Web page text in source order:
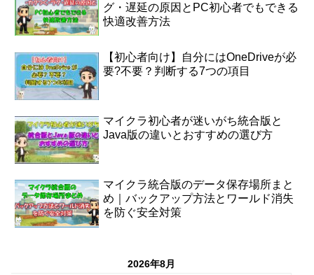
グ・遅延の原因とPC初心者でもできる
快適改善方法
【初心者向け】自分にはOneDriveが必
要?不要？判断する7つの項目
マイクラ初心者が迷いがち統合版と
Java版の違いとおすすめの選び方
マイクラ統合版のデータ保存場所まと
め｜バックアップ方法とワールド消失
を防ぐ安全対策
2026年8月